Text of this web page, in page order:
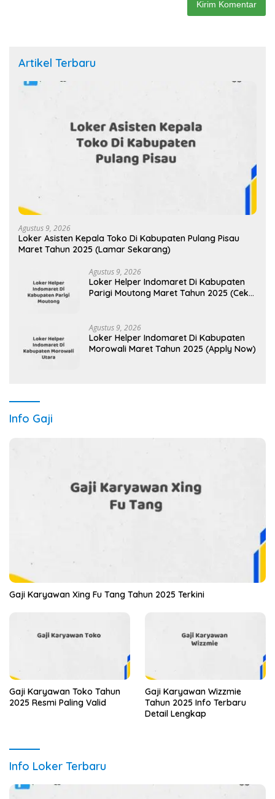
Artikel Terbaru
Agustus 9, 2026
Loker Asisten Kepala Toko Di Kabupaten Pulang Pisau
Maret Tahun 2025 (Lamar Sekarang)
Agustus 9, 2026
Loker Helper Indomaret Di Kabupaten
Parigi Moutong Maret Tahun 2025 (Cek
Agustus 9, 2026
Loker Helper Indomaret Di Kabupaten
Morowali Maret Tahun 2025 (Apply Now)
Info Gaji
Gaji Karyawan Xing Fu Tang Tahun 2025 Terkini
Gaji Karyawan Toko Tahun
2025 Resmi Paling Valid
Gaji Karyawan Wizzmie
Tahun 2025 Info Terbaru
Detail Lengkap
Info Loker Terbaru